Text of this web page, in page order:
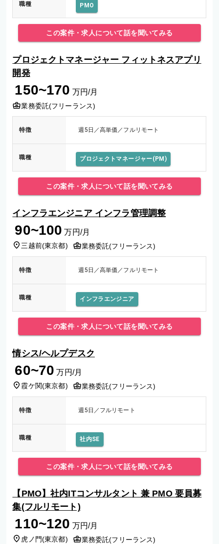
職種 PMO
この案件・求人について話を聞いてみる
プロジェクトマネージャー フィットネスアプリ
開発
150~170 万円/月
業務委託(フリーランス)
特徴 週5日／高単価／フルリモート
職種 プロジェクトマネージャー(PM)
この案件・求人について話を聞いてみる
インフラエンジニア インフラ管理調整
90~100 万円/月
三越前(東京都) 業務委託(フリーランス)
特徴 週5日／高単価／フルリモート
職種 インフラエンジニア
この案件・求人について話を聞いてみる
情シス/ヘルプデスク
60~70 万円/月
霞ケ関(東京都) 業務委託(フリーランス)
特徴 週5日／フルリモート
職種 社内SE
この案件・求人について話を聞いてみる
【PMO】社内ITコンサルタント 兼 PMO 要員募
集(フルリモート)
110~120 万円/月
虎ノ門(東京都) 業務委託(フリーランス)